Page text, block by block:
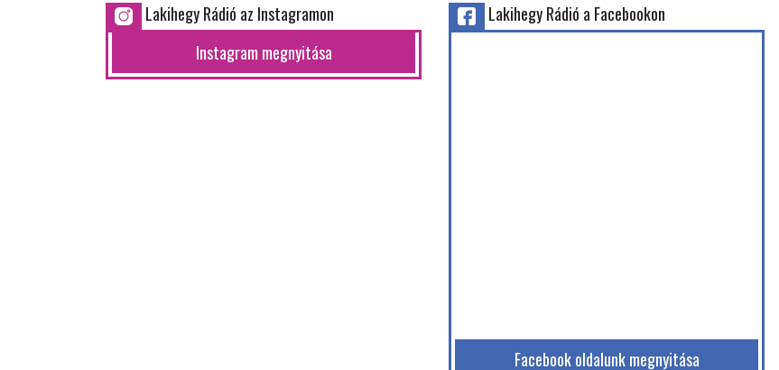
Lakihegy Rádió az Instagramon
Instagram megnyitása
Lakihegy Rádió a Facebookon
Facebook oldalunk megnyitása